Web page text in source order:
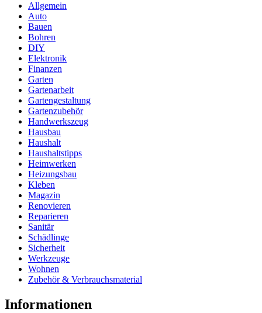
Allgemein
Auto
Bauen
Bohren
DIY
Elektronik
Finanzen
Garten
Gartenarbeit
Gartengestaltung
Gartenzubehör
Handwerkszeug
Hausbau
Haushalt
Haushaltstipps
Heimwerken
Heizungsbau
Kleben
Magazin
Renovieren
Reparieren
Sanitär
Schädlinge
Sicherheit
Werkzeuge
Wohnen
Zubehör & Verbrauchsmaterial
Informationen